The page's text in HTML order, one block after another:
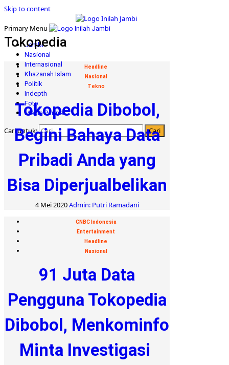
Skip to content
Primary Menu
Jambi
Nasional
Internasional
Khazanah Islam
Politik
Indepth
Foto
Media Partner
Cari untuk:
Tokopedia
Headline
Nasional
Tekno
Tokopedia Dibobol,
Begini Bahaya Data
Pribadi Anda yang
Bisa Diperjualbelikan
4 Mei 2020Admin: Putri Ramadani
CNBC Indonesia
Entertainment
Headline
Nasional
91 Juta Data
Pengguna Tokopedia
Dibobol, Menkominfo
Minta Investigasi